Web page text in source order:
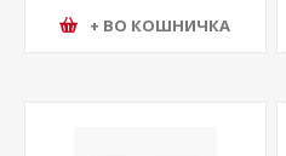
+ ВО КОШНИЧКА